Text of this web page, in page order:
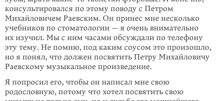
консультировался по этому поводу с Петром
Михайловичем Раевским. Он принес мне несколько
учебников по стоматологии — я очень внимательно
их изучил. Мы с ним часами обсуждали по телефону
эту тему. Не помню, под каким соусом это произошло,
но я понял, что должен посвятить Петру Михайловичу
Раевскому музыкальное произведение.
Я попросил его, чтобы он написал мне свою
родословную, потому что хотел посвятить свою